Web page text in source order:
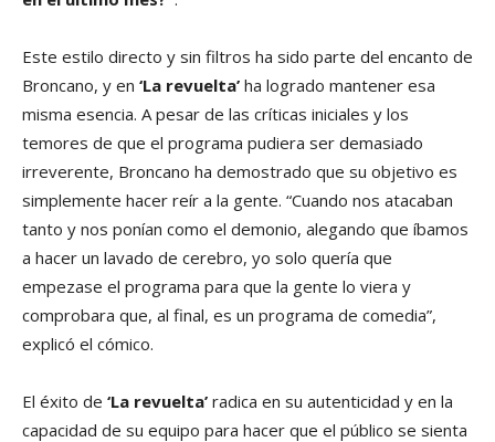
Este estilo directo y sin filtros ha sido parte del encanto de
Broncano, y en ‘La revuelta’ ha logrado mantener esa
misma esencia. A pesar de las críticas iniciales y los
temores de que el programa pudiera ser demasiado
irreverente, Broncano ha demostrado que su objetivo es
simplemente hacer reír a la gente. “Cuando nos atacaban
tanto y nos ponían como el demonio, alegando que íbamos
a hacer un lavado de cerebro, yo solo quería que
empezase el programa para que la gente lo viera y
comprobara que, al final, es un programa de comedia”,
explicó el cómico.
El éxito de ‘La revuelta’ radica en su autenticidad y en la
capacidad de su equipo para hacer que el público se sienta